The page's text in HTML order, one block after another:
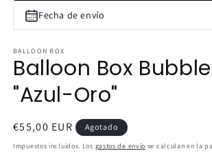
Fecha de envío
BALLOON BOX
Balloon Box
"Azul-Oro"
Precio
habitual
€55,00 EUR Agotado
Impuestos incluidos. Los gastos de envío se calculan en la